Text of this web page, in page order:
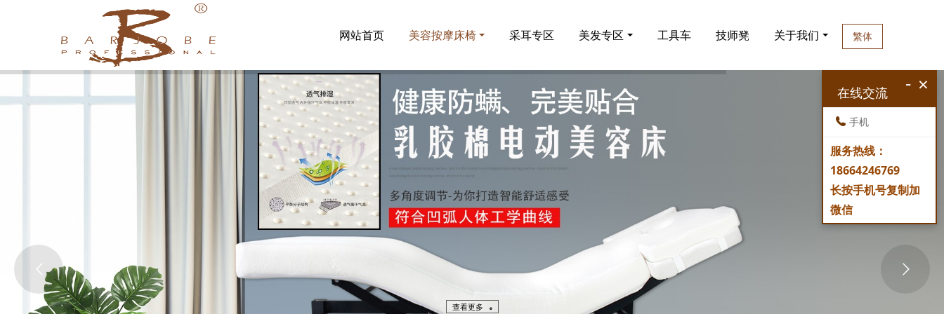
网站首页 美容按摩床椅 采耳专区 美发专区 工具车 技师凳 关于我们 繁体
查看更多
×
-
在线交流
手机
服务热线：
18664246769
长按手机号复制加
微信